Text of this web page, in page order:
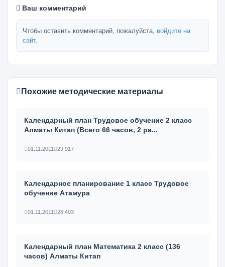
Ваш комментарий
Чтобы оставить комментарий, пожалуйста, войдите на
сайт.
Похожие методические материалы
Календарный план Трудовое обучение 2 класс
Алматы Китап (Всего 66 часов, 2 ра...
01.11.2011 29 917
Календарное планирование 1 класс Трудовое
обучение Атамура
01.11.2011 28 493
Календарный план Математика 2 класс (136
часов) Алматы Китап